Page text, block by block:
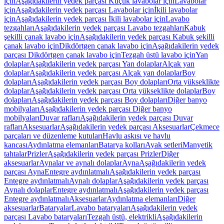
içinAşağıdakilerin yedek parçası Lavabolar içinİkili lavabolar
içinAşağıdakilerin yedek parçası İkili lavabolar içinLavabo
tezgahlarıAşağıdakilerin yedek parçası Lavabo tezgahlarıKabuk
şekilli çanak lavabo içinAşağıdakilerin yedek parçası Kabuk şekilli
çanak lavabo içinDikdörtgen çanak lavabo içinAşağıdakilerin yedek
parçası Dikdörtgen çanak lavabo içinTezgah üstü lavabo içinYan
dolaplarAşağıdakilerin yedek parçası Yan dolaplarAlçak yan
dolaplarAşağıdakilerin yedek parçası Alçak yan dolaplarBoy
dolaplarıAşağıdakilerin yedek parçası Boy dolaplarıOrta yükseklikte
dolaplarAşağıdakilerin yedek parçası Orta yükseklikte dolaplarBoy
dolaplarıAşağıdakilerin yedek parçası Boy dolaplarıDiğer banyo
mobilyalarıAşağıdakilerin yedek parçası Diğer banyo
mobilyalarıDuvar raflarıAşağıdakilerin yedek parçası Duvar
raflarıAksesuarlarAşağıdakilerin yedek parçası AksesuarlarÇekmece
parçaları ve düzenleme kutularıHavlu askısı ve havlu
kancasıAydınlatma elemanlarıBatarya kollarıAyak setleriManyetik
tahtalarPrizlerAşağıdakilerin yedek parçası PrizlerDiğer
aksesuarlarAynalar ve aynalı dolaplarAynaAşağıdakilerin yedek
parçası AynaEntegre aydınlatmalıAşağıdakilerin yedek parçası
Entegre aydınlatmalıAynalı dolaplarAşağıdakilerin yedek parçası
Aynalı dolaplarEntegre aydınlatmalıAşağıdakilerin yedek parçası
Entegre aydınlatmalıAksesuarlarAydınlatma elemanlarıDiğer
aksesuarlarBataryalarLavabo bataryalarıAşağıdakilerin yedek
parçası Lavabo bataryalarıTezgah üstü, elektrikliAşağıdakilerin